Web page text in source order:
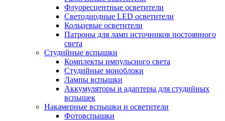
Флуоресцентные осветители
Светодиодные LED осветители
Кольцевые осветители
Патроны для ламп источников постоянного
света
Студийные вспышки
Комплекты импульсного света
Студийные моноблоки
Лампы вспышки
Аккумуляторы и адаптеры для студийных
вспышек
Накамерные вспышки и осветители
Фотовспышки